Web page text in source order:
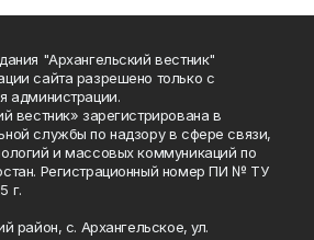
"Архангельский вестник"
сайта разрешено только с
администрации.
вестник» зарегистрирована в
службы по надзору в сфере связи,
и массовых коммуникаций по
Регистрационный номер ПИ № ТУ
г.
район, с. Архангельское, ул.